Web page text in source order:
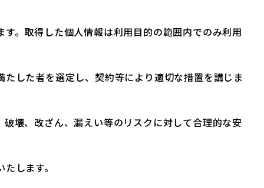
。取得した個人情報は利用目的の範囲内でのみ利用
した者を選定し、契約等により適切な措置を講じま
壊、改ざん、漏えい等のリスクに対して合理的な安
します。